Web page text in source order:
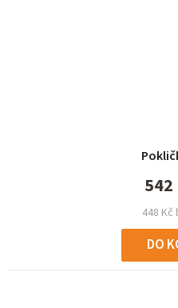
448 Kč
542
DO